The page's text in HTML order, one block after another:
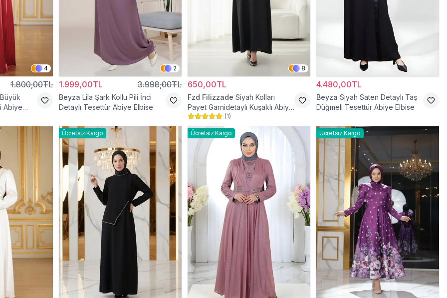
4
1.800,00TL
Abiye
2
1.999,00TL 3.998,00TL
Beyza Lila Şark Kollu Pili İnci
Detaylı Tesettür Abiye Elbise
8
650,00TL
Fzd Filizzade Siyah Kolları
Payet Garnidetaylı Kuşaklı Abiye
Elbise
(1)
4.480,00TL
Beyza Siyah Saten Detaylı Taş
Düğmeli Tesettür Abiye Elbise
Ücretsiz Kargo Ücretsiz Kargo Ücretsiz Kargo